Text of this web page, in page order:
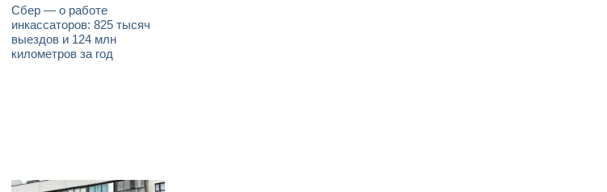
Сбер — о работе
инкассаторов: 825 тысяч
выездов и 124 млн
километров за год